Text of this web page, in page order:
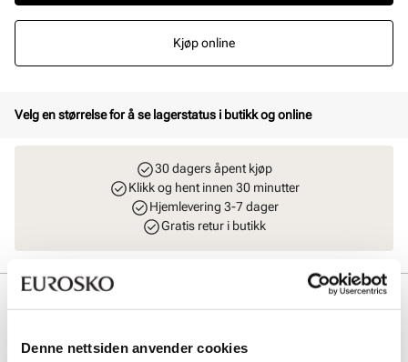
Denne nettsiden anvender cookies
Kjøp online
Velg en størrelse for å se lagerstatus i butikk og online
30 dagers åpent kjøp
Klikk og hent innen 30 minutter
Hjemlevering 3-7 dager
Gratis retur i butikk
Størrelsesguide: 1 UK = M // 2 UK = L